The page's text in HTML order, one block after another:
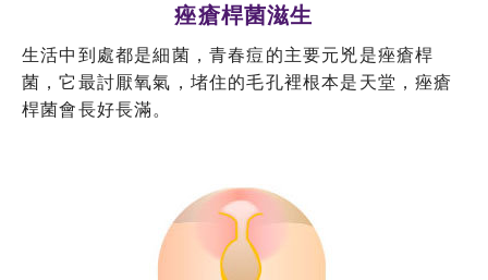
痤瘡桿菌滋生
生活中到處都是細菌，青春痘的主要元兇是痤瘡桿
菌，它最討厭氧氣，堵住的毛孔裡根本是天堂，痤瘡
桿菌會長好長滿。